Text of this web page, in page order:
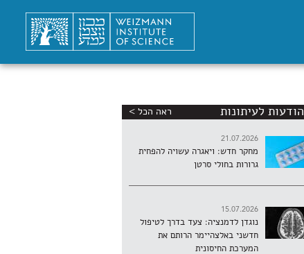
הודעות לעיתונות ראה הכל >
21.07.2026
מחקר חדש: ויאגרה עשויה להפחית
גרורות בחולי סרטן
15.07.2026
נוגדן לדמנציה: צעד בדרך לטיפול
חדשני באלצהיימר הרותם את
המערכת החיסונית